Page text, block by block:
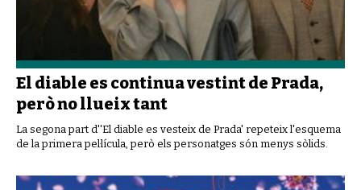
El diable es continua vestint de Prada,
però no llueix tant
La segona part d''El diable es vesteix de Prada' repeteix l'esquema
de la primera pel·lícula, però els personatges són menys sòlids.